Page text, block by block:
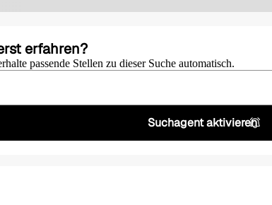
erfahren?
passende Stellen zu dieser Suche automatisch.
Suchagent aktivieren